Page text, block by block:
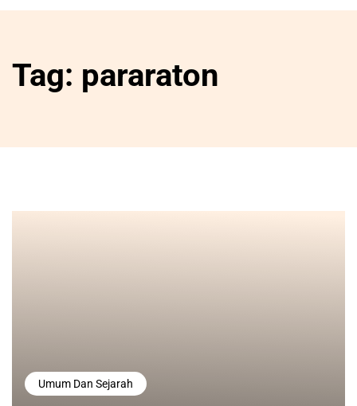
Tag: pararaton
Umum Dan Sejarah